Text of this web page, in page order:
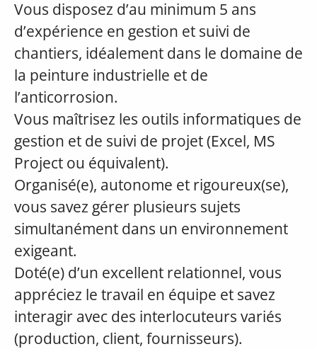
Vous disposez d’au minimum 5 ans
d’expérience en gestion et suivi de
chantiers, idéalement dans le domaine de
la peinture industrielle et de
l’anticorrosion.
Vous maîtrisez les outils informatiques de
gestion et de suivi de projet (Excel, MS
Project ou équivalent).
Organisé(e), autonome et rigoureux(se),
vous savez gérer plusieurs sujets
simultanément dans un environnement
exigeant.
Doté(e) d’un excellent relationnel, vous
appréciez le travail en équipe et savez
interagir avec des interlocuteurs variés
(production, client, fournisseurs).